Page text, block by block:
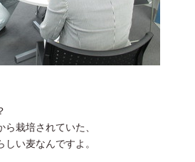
栽培されていた、
い麦なんですよ。